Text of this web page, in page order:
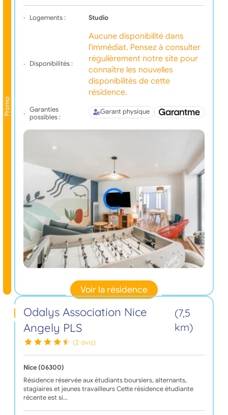
Promo
Logements : Studio
Disponibilités :
Aucune disponibilité dans
l'immédiat. Pensez à consulter
régulièrement notre site pour
connaître les nouvelles
disponibilités de cette
résidence.
Garanties
possibles :
Garant physique
Voir la résidence
Odalys Association Nice
Angely PLS
(7,5
km)
(2 avis)
Nice (06300)
Résidence réservée aux étudiants boursiers, alternants,
stagiaires et jeunes travailleurs Cette résidence étudiante
récente est si…